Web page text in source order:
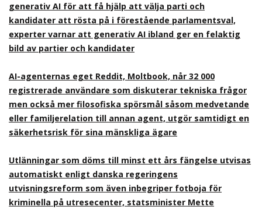
generativ AI för att få hjälp att välja parti och
kandidater att rösta på i förestående parlamentsval,
experter varnar att generativ AI ibland ger en felaktig
bild av partier och kandidater
AI-agenternas eget Reddit, Moltbook, når 32 000
registrerade användare som diskuterar tekniska frågor
men också mer filosofiska spörsmål såsom medvetande
eller familjerelation till annan agent, utgör samtidigt en
säkerhetsrisk för sina mänskliga ägare
Utlänningar som döms till minst ett års fängelse utvisas
automatiskt enligt danska regeringens
utvisningsreform som även inbegriper fotboja för
kriminella på utresecenter, statsminister Mette